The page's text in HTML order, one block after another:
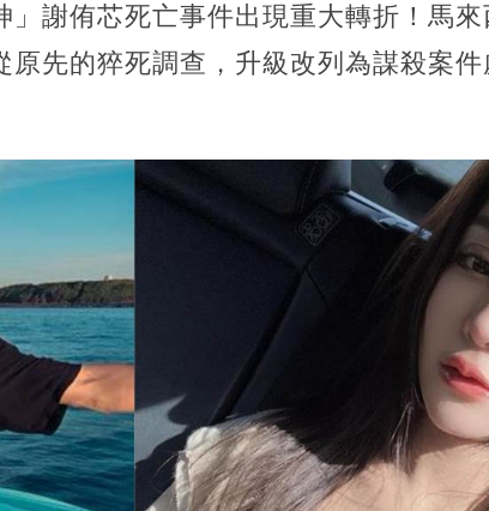
謝侑芯死亡事件出現重大轉折！馬來
先的猝死調查，升級改列為謀殺案